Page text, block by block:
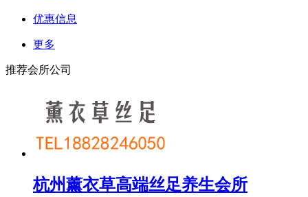
优惠信息
更多
推荐会所公司
杭州薰衣草高端丝足养生会所